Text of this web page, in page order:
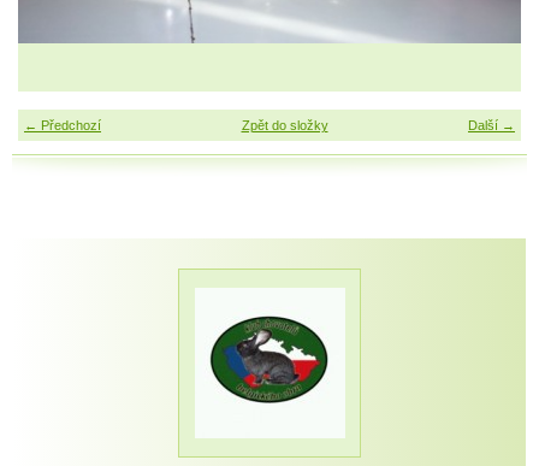
← Předchozí Další →
Zpět do složky